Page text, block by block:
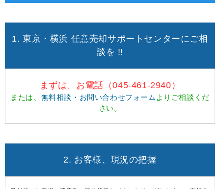
1. 東京・横浜 任意売却サポートセンターにご相
談を !!
まずは、お電話（045-461-2940）
または、 無料相談・お問い合わせフォーム よりご相談くだ
さい。
2. お客様、現況の把握